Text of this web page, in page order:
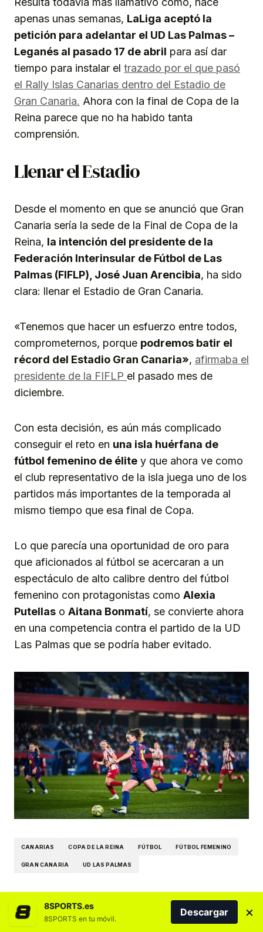
apenas unas semanas, LaLiga aceptó la
petición para adelantar el UD Las Palmas –
Leganés al pasado 17 de abril para así dar
tiempo para instalar el trazado por el que pasó
el Rally Islas Canarias dentro del Estadio de
Gran Canaria. Ahora con la final de Copa de la
Reina parece que no ha habido tanta
comprensión.
Llenar el Estadio
Desde el momento en que se anunció que Gran
Canaria sería la sede de la Final de Copa de la
Reina, la intención del presidente de la
Federación Interinsular de Fútbol de Las
Palmas (FIFLP), José Juan Arencibia, ha sido
clara: llenar el Estadio de Gran Canaria.
«Tenemos que hacer un esfuerzo entre todos,
comprometernos, porque podremos batir el
récord del Estadio Gran Canaria», afirmaba el
presidente de la FIFLP el pasado mes de
diciembre.
Con esta decisión, es aún más complicado
conseguir el reto en una isla huérfana de
fútbol femenino de élite y que ahora ve como
el club representativo de la isla juega uno de los
partidos más importantes de la temporada al
mismo tiempo que esa final de Copa.
Lo que parecía una oportunidad de oro para
que aficionados al fútbol se acercaran a un
espectáculo de alto calibre dentro del fútbol
femenino con protagonistas como Alexia
Putellas o Aitana Bonmatí, se convierte ahora
en una competencia contra el partido de la UD
Las Palmas que se podría haber evitado.
CANARIAS COPA DE LA REINA FÚTBOL FÚTBOL FEMENINO
GRAN CANARIA UD LAS PALMAS
por Sergio Delgado abril 29, 2026
8SPORTS.es
8SPORTS en tu móvil.
Descargar ×